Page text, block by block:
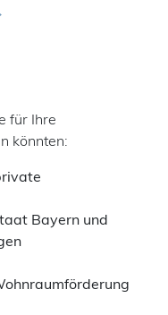
für Ihre
könnten:
Bayern und